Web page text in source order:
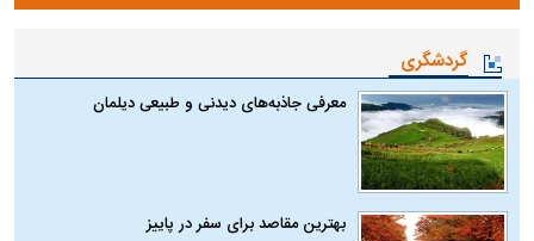
گردشگری
معرفی جاذبه‌های دیدنی و طبیعی دیلمان
بهترین مقاصد برای سفر در پاییز